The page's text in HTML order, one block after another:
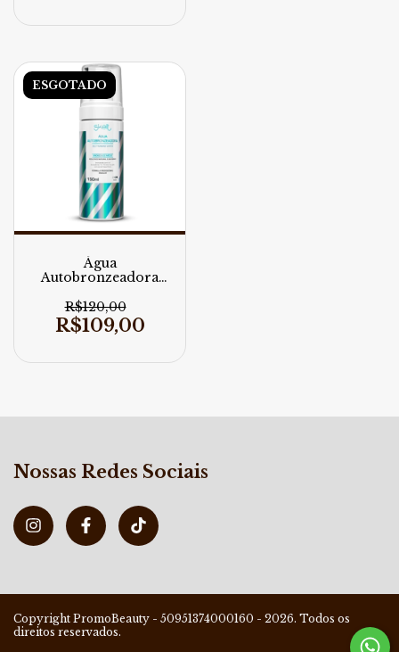
ESGOTADO
Água
Autobronzeadora
R$120,00
R$109,00
Nossas Redes Sociais
Copyright PromoBeauty - 50951374000160 - 2026. Todos os
direitos reservados.